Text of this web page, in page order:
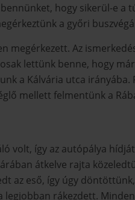
hogy sikerül-e a
a győri
megérkezett. Az
lettünk benne, hogy
a Kálvária utca
mellett felmentünk a
volt, így az autópálya
átkelve rajta
az eső, így úgy
legjobban rákezdett.